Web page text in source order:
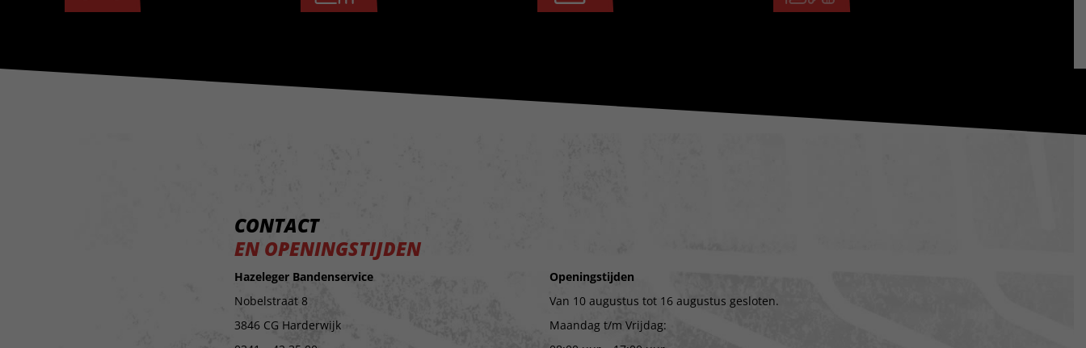
CONTACT
EN OPENINGSTIJDEN
Hazeleger Bandenservice
Nobelstraat 8
3846 CG Harderwijk
Openingstijden
Van 10 augustus tot 16 augustus gesloten.
Maandag t/m Vrijdag: